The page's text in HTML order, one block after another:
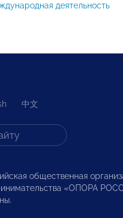
деятельность
中文
общественная
«ОПОРА